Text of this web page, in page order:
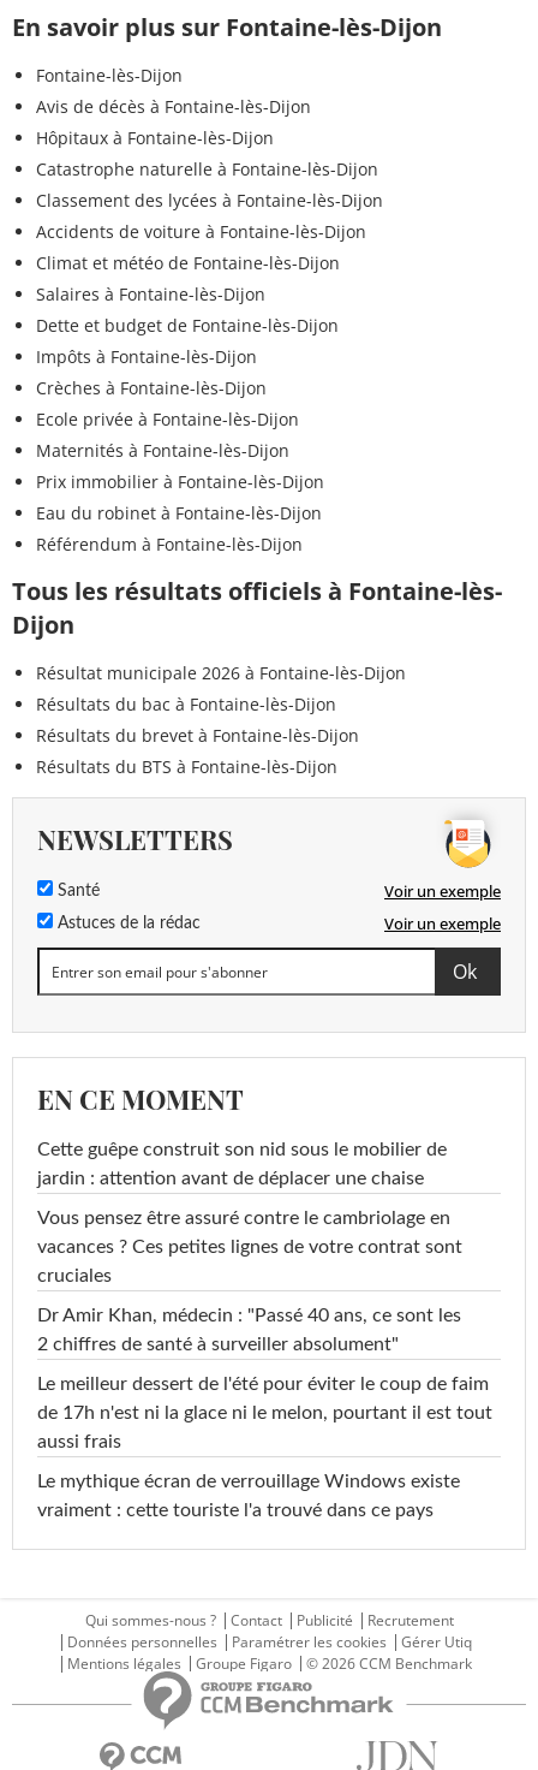
En savoir plus sur Fontaine-lès-Dijon
Fontaine-lès-Dijon
Avis de décès à Fontaine-lès-Dijon
Hôpitaux à Fontaine-lès-Dijon
Catastrophe naturelle à Fontaine-lès-Dijon
Classement des lycées à Fontaine-lès-Dijon
Accidents de voiture à Fontaine-lès-Dijon
Climat et météo de Fontaine-lès-Dijon
Salaires à Fontaine-lès-Dijon
Dette et budget de Fontaine-lès-Dijon
Impôts à Fontaine-lès-Dijon
Crèches à Fontaine-lès-Dijon
Ecole privée à Fontaine-lès-Dijon
Maternités à Fontaine-lès-Dijon
Prix immobilier à Fontaine-lès-Dijon
Eau du robinet à Fontaine-lès-Dijon
Référendum à Fontaine-lès-Dijon
Tous les résultats officiels à Fontaine-lès-
Dijon
Résultat municipale 2026 à Fontaine-lès-Dijon
Résultats du bac à Fontaine-lès-Dijon
Résultats du brevet à Fontaine-lès-Dijon
Résultats du BTS à Fontaine-lès-Dijon
NEWSLETTERS
Santé Voir un exemple
Astuces de la rédac Voir un exemple
EN CE MOMENT
Cette guêpe construit son nid sous le mobilier de
jardin : attention avant de déplacer une chaise
Vous pensez être assuré contre le cambriolage en
vacances ? Ces petites lignes de votre contrat sont
cruciales
Dr Amir Khan, médecin : "Passé 40 ans, ce sont les
2 chiffres de santé à surveiller absolument"
Le meilleur dessert de l'été pour éviter le coup de faim
de 17h n'est ni la glace ni le melon, pourtant il est tout
aussi frais
Le mythique écran de verrouillage Windows existe
vraiment : cette touriste l'a trouvé dans ce pays
Qui sommes-nous ? Contact Publicité
Recrutement
Données personnelles
Paramétrer les cookies
Gérer Utiq
Mentions légales
Groupe Figaro © 2026 CCM Benchmark